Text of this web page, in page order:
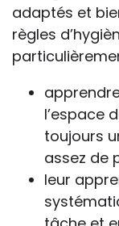
adaptés et
règles
l’espace
toujours
assez de
leur